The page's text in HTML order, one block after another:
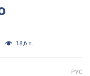
18,6 т.
РУС